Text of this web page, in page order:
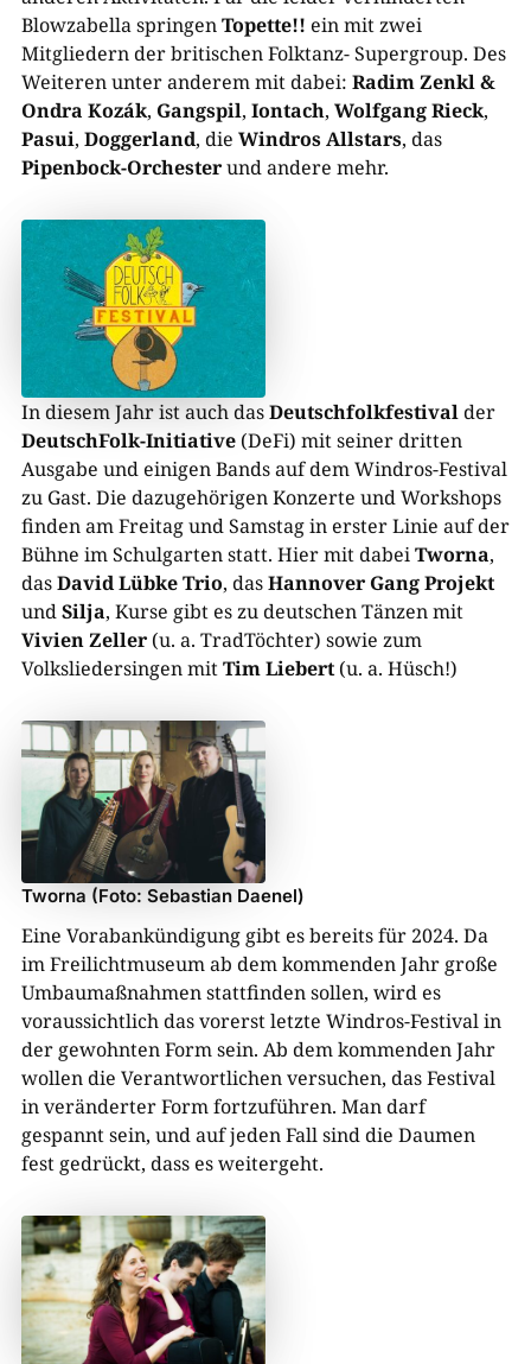
Blowzabella springenTopette!! ein mit zwei
Mitgliedern der britischen Folktanz- Supergroup. Des
Weiteren unter anderem mit dabei: Radim Zenkl &
Ondra Kozák, Gangspil, Iontach, Wolfgang Rieck,
Pasui, Doggerland, die Windros Allstars, das
Pipenbock-Orchesterund andere mehr.
In diesem Jahr ist auch dasDeutschfolkfestivalder
DeutschFolk-Initiative(DeFi) mit seiner dritten
Ausgabe und einigen Bands auf dem Windros-Festival
zu Gast. Die dazugehörigen Konzerte und Workshops
finden am Freitag und Samstag in erster Linie auf der
Bühne im Schulgarten statt. Hier mit dabeiTworna,
dasDavid Lübke Trio, dasHannover Gang Projekt
undSilja, Kurse gibt es zu deutschen Tänzen mit
Vivien Zeller(u. a. TradTöchter) sowie zum
Volksliedersingen mitTim Liebert(u. a. Hüsch!)
Tworna (Foto: Sebastian Daenel)
Eine Vorabankündigung gibt es bereits für 2024. Da
im Freilichtmuseum ab dem kommenden Jahr große
Umbaumaßnahmen stattfinden sollen, wird es
voraussichtlich das vorerst letzte Windros-Festival in
der gewohnten Form sein. Ab dem kommenden Jahr
wollen die Verantwortlichen versuchen, das Festival
in veränderter Form fortzuführen. Man darf
gespannt sein, und auf jeden Fall sind die Daumen
fest gedrückt, dass es weitergeht.